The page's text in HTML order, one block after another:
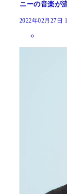
ニーの音楽が
2022年02月27日